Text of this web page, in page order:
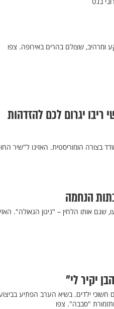
ומרהיב, שצולם בהרים באירופה. צפו
ריבו יגרום לכם להזדהות
בצורה הומוריסטית. האזינו ל"שיר
הנחמה
אותו הלחין – "ניגון הגאולה".
יקיר לי"
חשוכי ילדים. בשיא הערב הפתיע
"סבבה". צפו